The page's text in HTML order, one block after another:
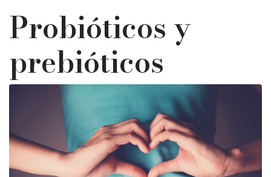
Probióticos y
prebióticos